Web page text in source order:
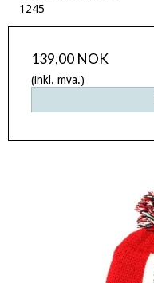
1245
139,00 NOK
(inkl. mva.)